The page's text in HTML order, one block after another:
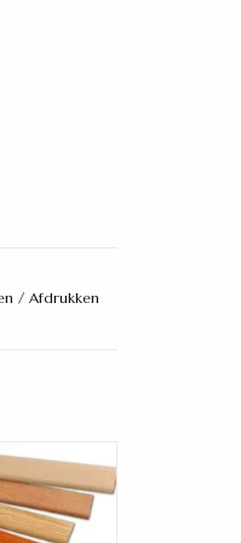
/ Afdrukken
plakplint
WINKELWAGEN